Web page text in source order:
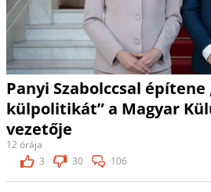
Panyi Szabolccsal
külpolitikát” a Magyar
vezetője
12 órája
3
30 106